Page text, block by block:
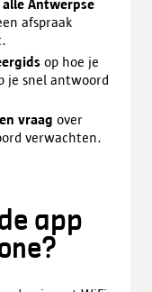
Antwerpse
afspraak
op hoe je
je snel antwoord
vraag over
verwachten.
app